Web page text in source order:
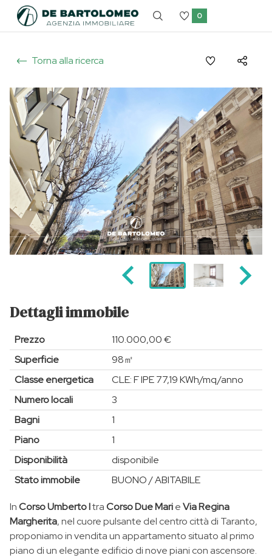
0
Torna alla ricerca
Dettagli immobile
Prezzo
110.000,00 €
Superficie
98㎡
Classe energetica
CLE: F IPE 77,19 KWh/mq/anno
Numero locali
3
Bagni
1
Piano
1
Disponibilità
disponibile
Stato immobile
BUONO / ABITABILE
InCorso Umberto ItraCorso Due MarieVia Regina
Margherita, nel cuore pulsante del centro città di Taranto,
proponiamo in vendita un appartamento situato al primo
piano di un elegante edificio di nove piani con ascensore.